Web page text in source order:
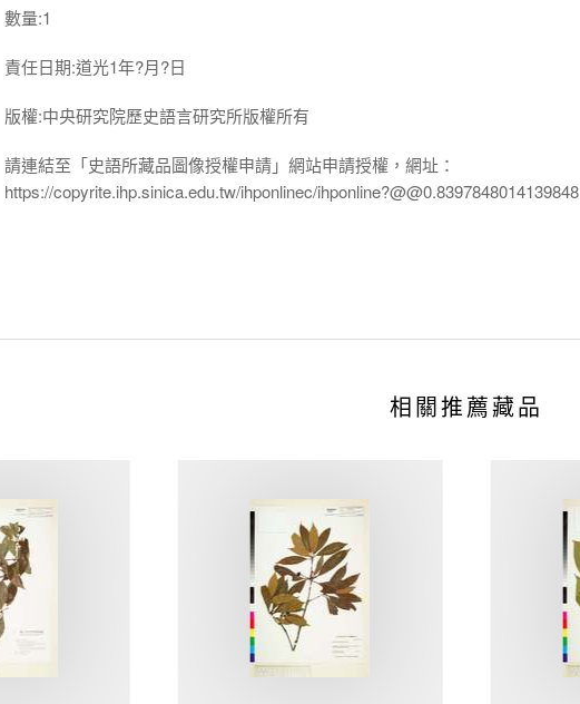
數量:1
責任日期:道光1年?月?日
版權:中央研究院歷史語言研究所版權所有
請連結至「史語所藏品圖像授權申請」網站申請授權，網址：
https://copyrite.ihp.sinica.edu.tw/ihponlinec/ihponline?@@0.8397848014139848
相關推薦藏品